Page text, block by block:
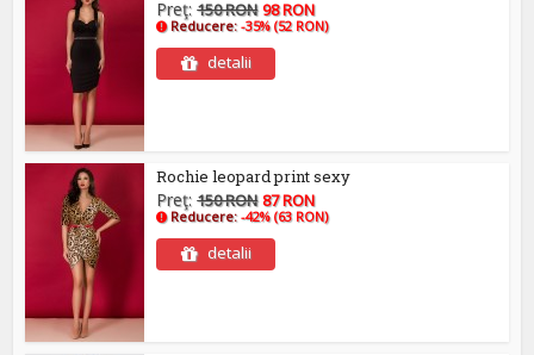
Preţ:150 RON 98 RON
Reducere:-35% (52 RON)
detalii
Rochie leopard print sexy
Preţ:150 RON 87 RON
Reducere:-42% (63 RON)
detalii